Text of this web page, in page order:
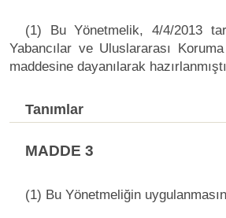
(1) Bu Yönetmelik, 4/4/2013
Yabancılar ve Uluslararası
maddesine dayanılarak
Tanımlar
MADDE 3
(1) Bu Yönetmeliğin